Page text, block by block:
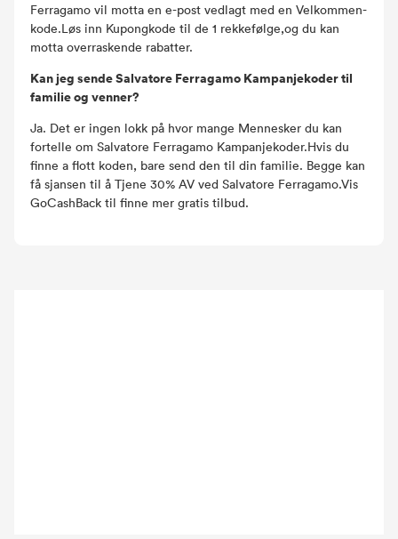
Ferragamo vil motta en e-post vedlagt med en Velkommen-
kode.Løs inn Kupongkode til de 1 rekkefølge,og du kan
motta overraskende rabatter.
Kan jeg sende Salvatore Ferragamo Kampanjekoder til
familie og venner?
Ja. Det er ingen lokk på hvor mange Mennesker du kan
fortelle om Salvatore Ferragamo Kampanjekoder.Hvis du
finne a flott koden, bare send den til din familie. Begge kan
få sjansen til å Tjene 30% AV ved Salvatore Ferragamo.Vis
GoCashBack til finne mer gratis tilbud.